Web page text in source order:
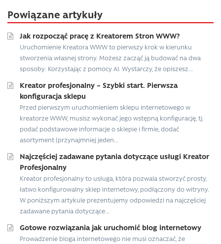
Powiązane artykuły
Jak rozpocząć pracę z Kreatorem Stron WWW?
Uruchomienie Kreatora WWW to pierwszy krok w kierunku
stworzenia własnej strony. Możesz zacząć ją budować na dwa
sposoby: Korzystając z pomocy AI. Wystarczy, że opiszesz...
Kreator profesjonalny – Szybki start. Pierwsza
konfiguracja sklepu
Przed pierwszym uruchomieniem sklepu internetowego w
kreatorze WWW, musisz wykonać jego wstępną konfigurację, tj.
podać podstawowe informacje o sklepie i firmie, dodać
asortyment (przynajmniej jeden...
Najczęściej zadawane pytania dotyczące usługi Kreator
Profesjonalny
Kreator profesjonalny to usługa, która pozwala stworzyć prosty,
łatwo konfigurowalny sklep internetowy, podłączony do witryny.
W poniższym artykule prezentujemy odpowiedzi na najczęściej
zadawane pytania dotyczące...
Gotowe rozwiązania jak uruchomić blog internetowy
Prowadzenie bloga internetowego nie musi oznaczać, że